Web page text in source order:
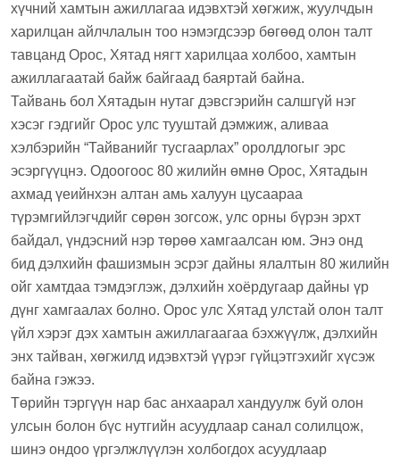
хүчний хамтын ажиллагаа идэвхтэй хөгжиж, жуулчдын
харилцан айлчлалын тоо нэмэгдсээр бөгөөд олон талт
тавцанд Орос, Хятад нягт харилцаа холбоо, хамтын
ажиллагаатай байж байгаад баяртай байна.
Тайвань бол Хятадын нутаг дэвсгэрийн салшгүй нэг
хэсэг гэдгийг Орос улс тууштай дэмжиж, аливаа
хэлбэрийн “Тайванийг тусгаарлах” оролдлогыг эрс
эсэргүүцнэ. Одоогоос 80 жилийн өмнө Орос, Хятадын
ахмад үеийнхэн алтан амь халуун цусаараа
түрэмгийлэгчдийг сөрөн зогсож, улс орны бүрэн эрхт
байдал, үндэсний нэр төрөө хамгаалсан юм. Энэ онд
бид дэлхийн фашизмын эсрэг дайны ялалтын 80 жилийн
ойг хамтдаа тэмдэглэж, дэлхийн хоёрдугаар дайны үр
дүнг хамгаалах болно. Орос улс Хятад улстай олон талт
үйл хэрэг дэх хамтын ажиллагаагаа бэхжүүлж, дэлхийн
энх тайван, хөгжилд идэвхтэй үүрэг гүйцэтгэхийг хүсэж
байна гэжээ.
Төрийн тэргүүн нар бас анхаарал хандуулж буй олон
улсын болон бүс нутгийн асуудлаар санал солилцож,
шинэ ондоо үргэлжлүүлэн холбогдох асуудлаар